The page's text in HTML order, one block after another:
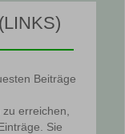
Beiträge
erreichen,
Sie